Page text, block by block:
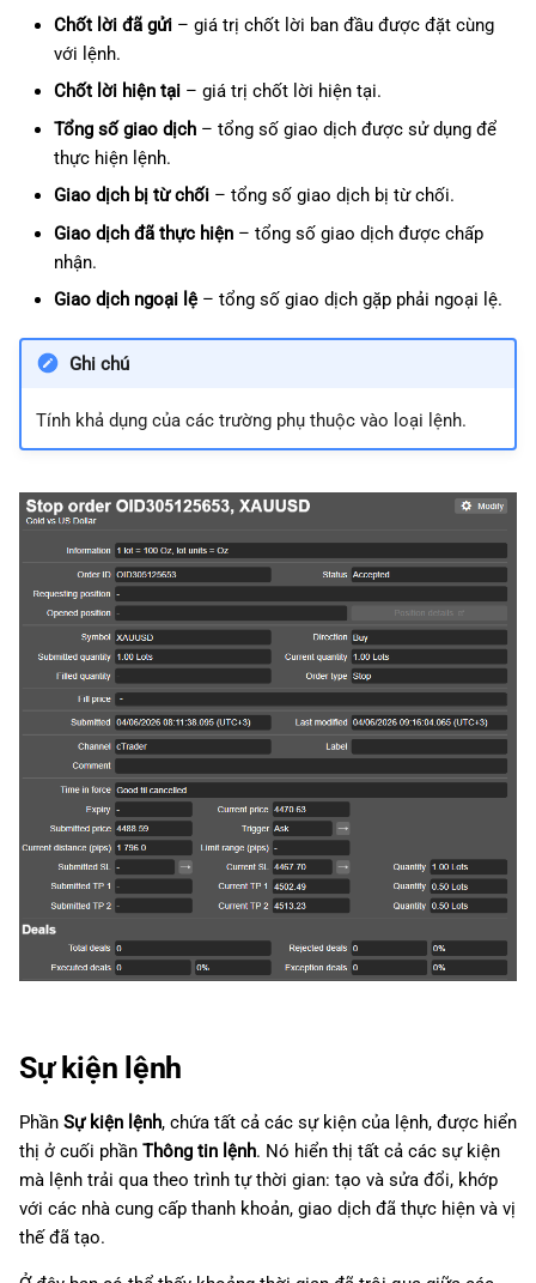
Chốt lời đã gửi– giá trị chốt lời ban đầu được đặt cùng
với lệnh.
Chốt lời hiện tại– giá trị chốt lời hiện tại.
Tổng số giao dịch– tổng số giao dịch được sử dụng để
thực hiện lệnh.
Giao dịch bị từ chối– tổng số giao dịch bị từ chối.
Giao dịch đã thực hiện– tổng số giao dịch được chấp
nhận.
Giao dịch ngoại lệ– tổng số giao dịch gặp phải ngoại lệ.
Ghi chú
Tính khả dụng của các trường phụ thuộc vào loại lệnh.
Sự kiện lệnh
Phần Sự kiện lệnh, chứa tất cả các sự kiện của lệnh, được hiển
thị ở cuối phần Thông tin lệnh. Nó hiển thị tất cả các sự kiện
mà lệnh trải qua theo trình tự thời gian: tạo và sửa đổi, khớp
với các nhà cung cấp thanh khoản, giao dịch đã thực hiện và vị
thế đã tạo.